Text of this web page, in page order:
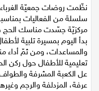
عرابة
اخبار عالمية
رياضة
سلسلة من الفعاليات
مركزيّة جسّدت مناسك
بدأ اليوم بمسيرة تلبية
والمساعدات، ومن ثمّ أداء
تعليمية للأطفال حول ركن
عل الكعبة المشرفة
عرفة، المزدلفة والرجم